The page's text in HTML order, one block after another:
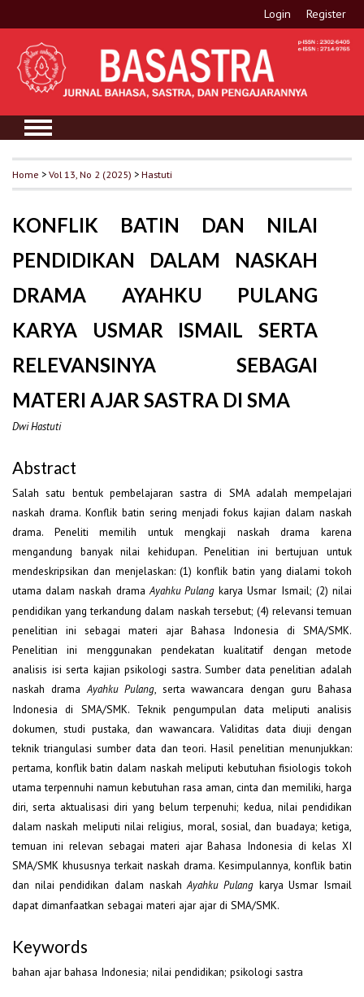
Login Register
Home >Vol 13, No 2 (2025) >Hastuti
KONFLIK BATIN DAN NILAI
PENDIDIKAN DALAM NASKAH
DRAMA AYAHKU PULANG
KARYA USMAR ISMAIL SERTA
RELEVANSINYA SEBAGAI
MATERI AJAR SASTRA DI SMA
Dwi Hastuti
Abstract
Salah satu bentuk pembelajaran sastra di SMA adalah mempelajari
naskah drama. Konflik batin sering menjadi fokus kajian dalam naskah
drama. Peneliti memilih untuk mengkaji naskah drama karena
mengandung banyak nilai kehidupan. Penelitian ini bertujuan untuk
mendeskripsikan dan menjelaskan: (1) konflik batin yang dialami tokoh
utama dalam naskah dramaAyahku Pulang karya Usmar Ismail; (2) nilai
pendidikan yang terkandung dalam naskah tersebut; (4) relevansi temuan
penelitian ini sebagai materi ajar Bahasa Indonesia di SMA/SMK.
Penelitian ini menggunakan pendekatan kualitatif dengan metode
analisis isi serta kajian psikologi sastra. Sumber data penelitian adalah
naskah dramaAyahku Pulang, serta wawancara dengan guru Bahasa
Indonesia di SMA/SMK. Teknik pengumpulan data meliputi analisis
dokumen, studi pustaka, dan wawancara. Validitas data diuji dengan
teknik triangulasi sumber data dan teori. Hasil penelitian menunjukkan:
pertama, konflik batin dalam naskah meliputi kebutuhan fisiologis tokoh
utama terpennuhi namun kebutuhan rasa aman, cinta dan memiliki, harga
diri, serta aktualisasi diri yang belum terpenuhi; kedua, nilai pendidikan
dalam naskah meliputi nilai religius, moral, sosial, dan buadaya; ketiga,
temuan ini relevan sebagai materi ajar Bahasa Indonesia di kelas XI
SMA/SMK khususnya terkait naskah drama. Kesimpulannya, konflik batin
dan nilai pendidikan dalam naskahAyahku Pulang karya Usmar Ismail
dapat dimanfaatkan sebagai materi ajar ajar di SMA/SMK.
Keywords
bahan ajar bahasa Indonesia; nilai pendidikan; psikologi sastra